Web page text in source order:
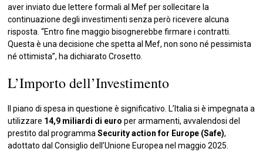
aver inviato due lettere formali al Mef per sollecitare la
continuazione degli investimenti senza però ricevere alcuna
risposta. “Entro fine maggio bisognerebbe firmare i contratti.
Questa è una decisione che spetta al Mef, non sono né pessimista
né ottimista”, ha dichiarato Crosetto.
L’Importo dell’Investimento
Il piano di spesa in questione è significativo. L’Italia si è impegnata a
utilizzare 14,9 miliardi di euro per armamenti, avvalendosi del
prestito dal programmaSecurity action for Europe (Safe),
adottato dal Consiglio dell’Unione Europea nel maggio 2025.